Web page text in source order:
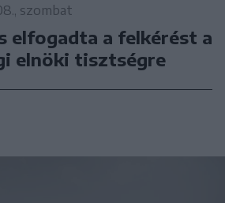
szombat
elfogadta a felkérést a
elnöki tisztségre